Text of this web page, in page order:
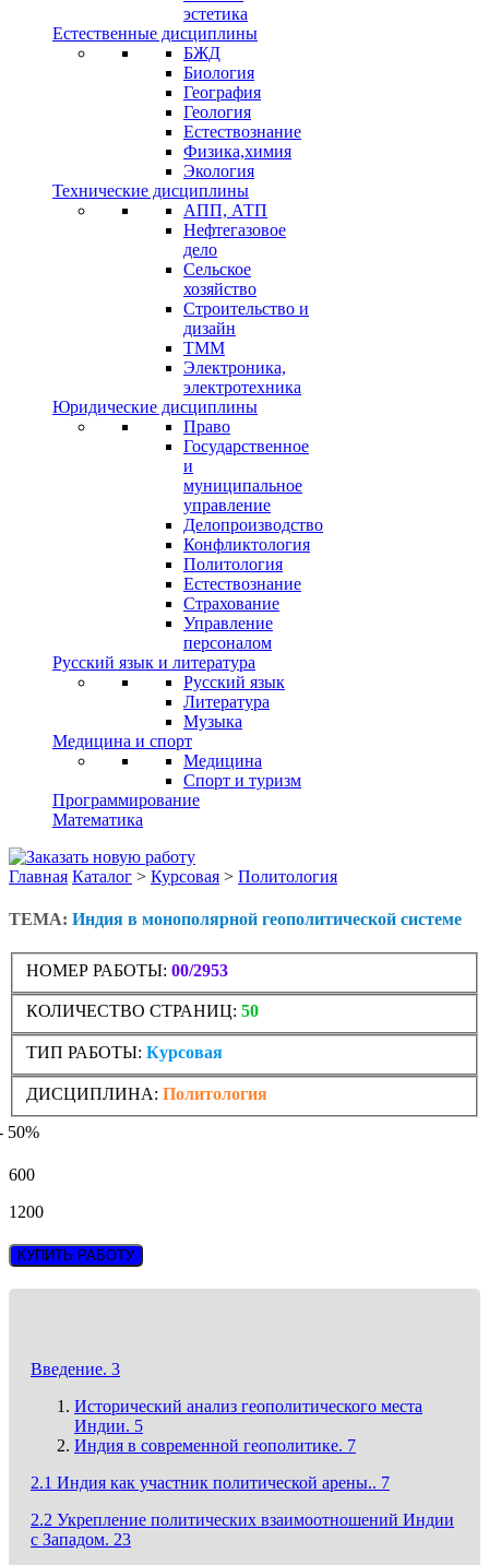
эстетика
Естественные дисциплины
БЖД
Биология
География
Геология
Естествознание
Физика,химия
Экология
Технические дисциплины
АПП, АТП
Нефтегазовое
дело
Сельское
хозяйство
Строительство и
дизайн
ТММ
Электроника,
электротехника
Юридические дисциплины
Право
Государственное
и
муниципальное
управление
Делопроизводство
Конфликтология
Политология
Естествознание
Страхование
Управление
персоналом
Русский язык и литература
Русский язык
Литература
Музыка
Медицина и спорт
Медицина
Спорт и туризм
Программирование
Математика
Главная Каталог > Курсовая > Политология
ТЕМА: Индия в монополярной геополитической системе
НОМЕР РАБОТЫ: 00/2953
КОЛИЧЕСТВО СТРАНИЦ: 50
ТИП РАБОТЫ: Курсовая
ДИСЦИПЛИНА: Политология
50%
600
1200
КУПИТЬ РАБОТУ
Введение. 3
Исторический анализ геополитического места
Индии. 5
Индия в современной геополитике. 7
2.1 Индия как участник политической арены.. 7
2.2 Укрепление политических взаимоотношений Индии
с Западом. 23